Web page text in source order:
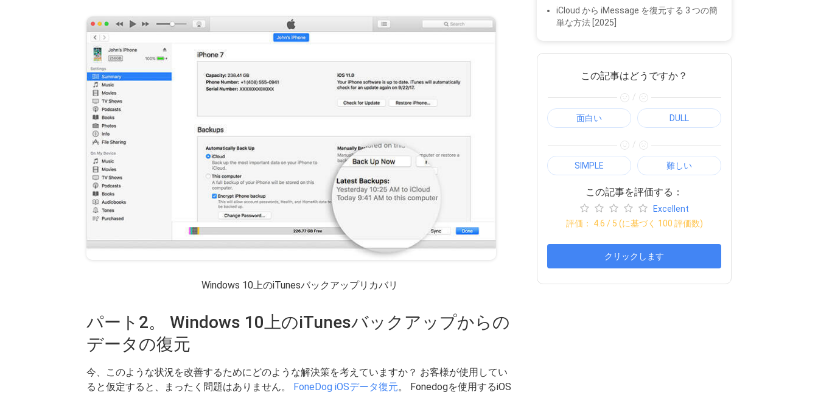
Windows 10上のiTunesバックアップリカバリ
パート2。 Windows 10上のiTunesバックアップからの
データの復元
今、このような状況を改善するためにどのような解決策を考えていますか？ お客様が使用してい
ると仮定すると、まったく問題はありません。 FoneDog iOSデータ復元。 Fonedogを使用するiOS
iCloud から iMessage を復元する 3 つの簡
単な方法 [2025]
この記事はどうですか？
/
面白い DULL
/
SIMPLE 難しい
この記事を評価する：
Excellent
評価： 4.6 / 5 (に基づく 100 評価数)
クリックします